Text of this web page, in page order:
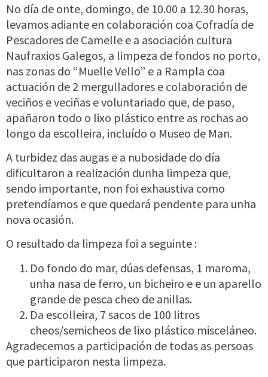
No día de onte, domingo, de 10.00 a 12.30 horas,
levamos adiante en colaboración coa Cofradía de
Pescadores de Camelle e a asociación cultura
Naufraxios Galegos, a limpeza de fondos no porto,
nas zonas do “Muelle Vello” e a Rampla coa
actuación de 2 mergulladores e colaboración de
veciños e veciñas e voluntariado que, de paso,
apañaron todo o lixo plástico entre as rochas ao
longo da escolleira, incluído o Museo de Man.
A turbidez das augas e a nubosidade do día
dificultaron a realización dunha limpeza que,
sendo importante, non foi exhaustiva como
pretendíamos e que quedará pendente para unha
nova ocasión.
O resultado da limpeza foi a seguinte :
Do fondo do mar, dúas defensas, 1 maroma,
unha nasa de ferro, un bicheiro e e un aparello
grande de pesca cheo de anillas.
Da escolleira, 7 sacos de 100 litros
cheos/semicheos de lixo plástico misceláneo.
Agradecemos a participación de todas as persoas
que participaron nesta limpeza.